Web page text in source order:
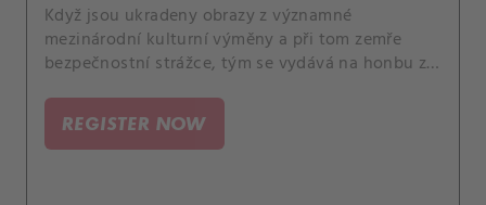
Když jsou ukradeny obrazy z významné
mezinárodní kulturní výměny a při tom zemře
bezpečnostní strážce, tým se vydává na honbu za
mezitím požádá přítele o pomoc s profilováním
podezřelých.
REGISTER NOW